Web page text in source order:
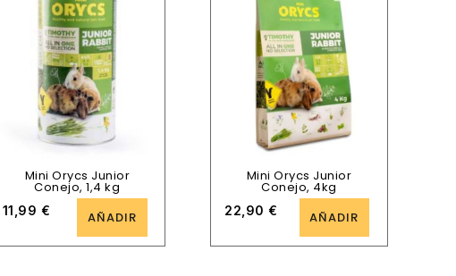
Mini Orycs Junior
Conejo, 1,4 kg
11,99 € AÑADIR
Mini Orycs Junior
Conejo, 4kg
22,90 € AÑADIR